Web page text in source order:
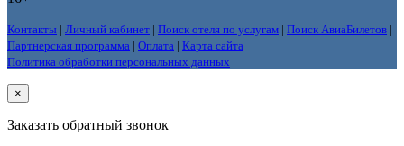
Контакты | Личный кабинет | Поиск отеля по услугам | Поиск АвиаБилетов |
Партнерская программа | Оплата | Карта сайта
Политика обработки персональных данных
×
Заказать обратный звонок